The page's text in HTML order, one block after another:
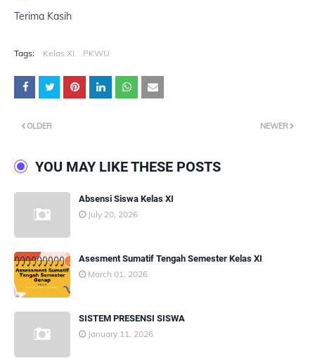
Terima Kasih
Tags: Kelas XI PKWU
NEWER
OLDER
YOU MAY LIKE THESE POSTS
Absensi Siswa Kelas XI
July 20, 2026
Asesment Sumatif Tengah Semester Kelas XI
March 01, 2026
SISTEM PRESENSI SISWA
January 11, 2026